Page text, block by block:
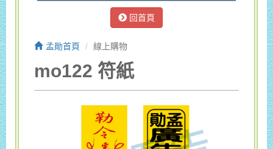
回首頁
孟勛首頁 線上購物
mo122 符紙